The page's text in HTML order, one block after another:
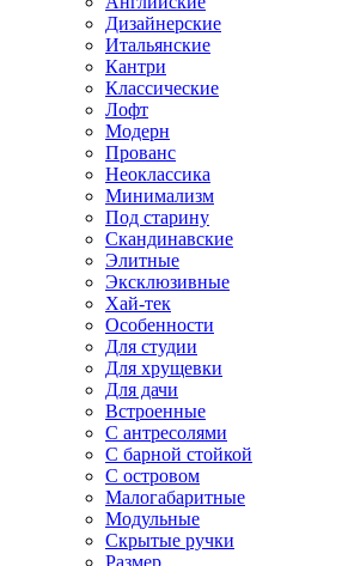
Дизайнерские
Итальянские
Кантри
Классические
Лофт
Модерн
Прованс
Неоклассика
Минимализм
Под старину
Скандинавские
Элитные
Эксклюзивные
Хай-тек
Особенности
Для студии
Для хрущевки
Для дачи
Встроенные
С антресолями
С барной стойкой
С островом
Малогабаритные
Модульные
Скрытые ручки
Размер